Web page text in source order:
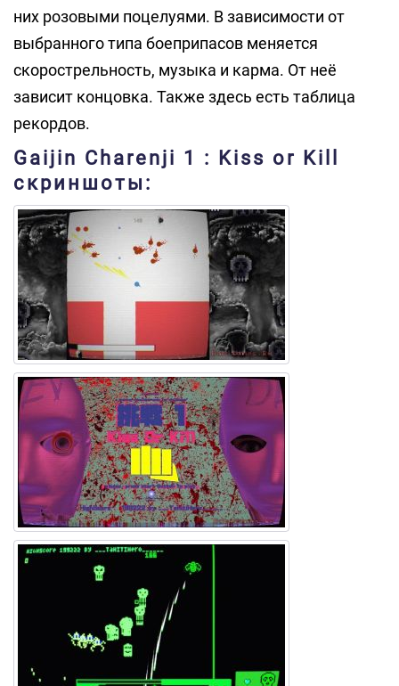
них розовыми поцелуями. В зависимости от
выбранного типа боеприпасов меняется
скорострельность, музыка и карма. От неё
зависит концовка. Также здесь есть таблица
рекордов.
Gaijin Charenji 1 : Kiss or Kill
скриншоты: